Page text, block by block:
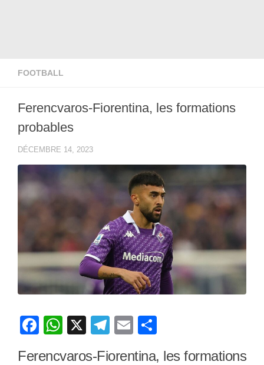
FOOTBALL
Ferencvaros-Fiorentina, les formations
probables
DÉCEMBRE 14, 2023
Facebook
WhatsApp
X Telegram
Email
Ferencvaros-Fiorentina, les formations